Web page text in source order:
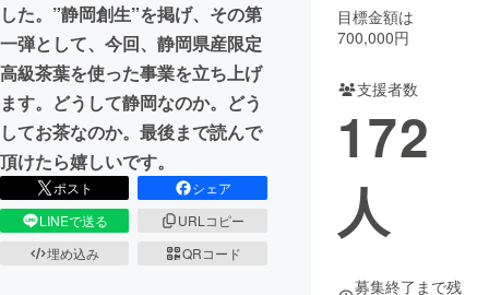
した。”静岡創生”を掲げ、その第
一弾として、今回、静岡県産限定
高級茶葉を使った事業を立ち上げ
ます。どうして静岡なのか。どう
してお茶なのか。最後まで読んで
頂けたら嬉しいです。
ポスト
シェア
LINEで送る
URLコピー
埋め込み
QRコード
目標金額は
700,000円
支援者数
172
人
募集終了まで残